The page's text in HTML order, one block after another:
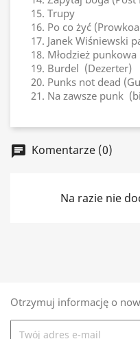
15. Trupy
16. Po co żyć
17. Janek Wiśniewski
18. Młodzież punkowa
19. Burdel (Dezerter)
20. Punks not dead
21. Na zawsze punk
chat Komentarze (0)
Na razie nie
Otrzymuj informację o